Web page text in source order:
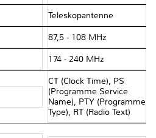
Teleskopantenne
87,5 - 108 MHz
174 - 240 MHz
CT (Clock Time), PS
(Programme Service
Name), PTY (Programme
Type), RT (Radio Text)